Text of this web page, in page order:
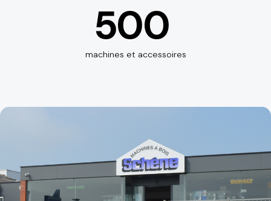
500
machines et accessoires